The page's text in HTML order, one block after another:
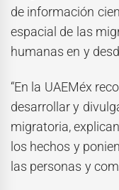
de información
espacial de las
humanas en y
“En la UAEMéx
desarrollar y
migratoria,
los hechos y
las personas y